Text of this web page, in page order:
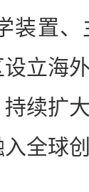
装置
立海
续扩
全球